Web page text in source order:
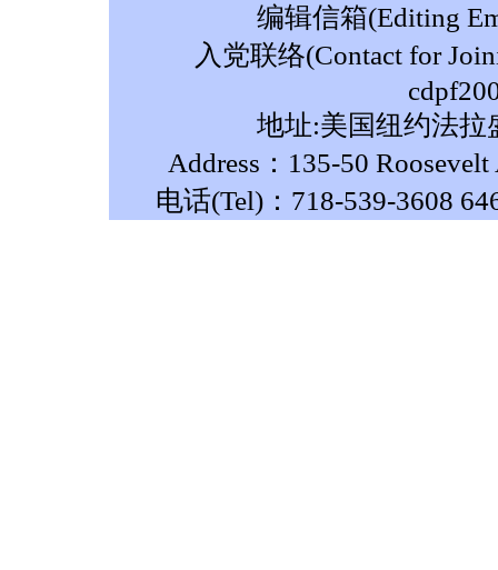
编辑信箱(Editing
入党联络(Contact for
地址:美国纽约法拉
Address：135-50
电话(Tel)：718-539-3608